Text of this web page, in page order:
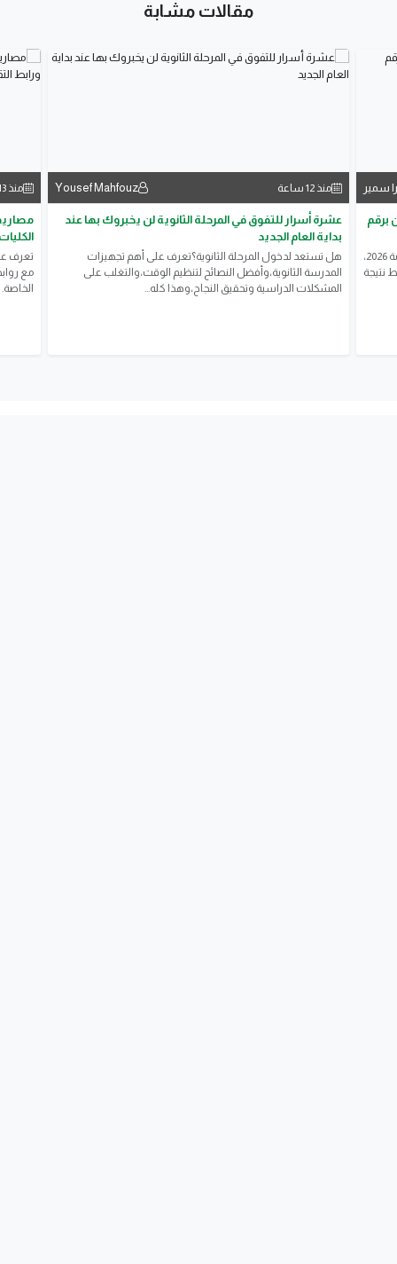
مقالات مشابة
سمير
الآن برقم
يترقب ملايين الطلاب وأولياء الأمور إعلان نتيجة الثانوية العامة 2026،
نتيجة
منذ 12 ساعة Yousef Mahfouz
عشرة أسرار للتفوق في المرحلة الثانوية لن يخبروك بها عند
بداية العام الجديد
هل تستعد لدخول المرحلة الثانوية؟تعرف على أهم تجهيزات
المدرسة الثانوية،وأفضل النصائح لتنظيم الوقت،والتغلب على
المشكلات الدراسية وتحقيق النجاح،وهذا كله...
منذ 13 ساعة
مع
الخاصة.